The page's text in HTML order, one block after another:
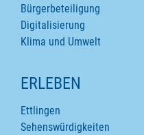
Bürgerbeteiligung
Digitalisierung
Klima und Umwelt
ERLEBEN
Ettlingen
Sehenswürdigkeiten